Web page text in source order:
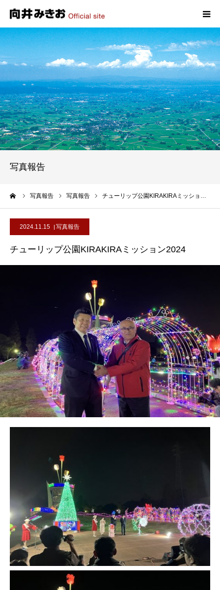
写真報告
写真報告 写真報告 チューリップ公園KIRAKIRAミッショ…
2024.11.15 写真報告
チューリップ公園KIRAKIRAミッション2024
HOME
プロフィール
政策
活動報告